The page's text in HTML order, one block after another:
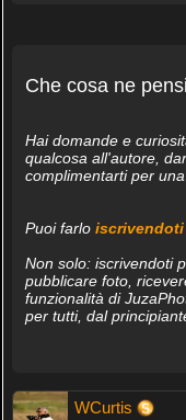
Che cosa ne
Hai domande e
qualcosa all'autore,
complimentarti per
Puoi farlo iscrivendoti
Non solo: iscrivendoti
pubblicare foto,
funzionalità di
per tutti, dal
WCurtis